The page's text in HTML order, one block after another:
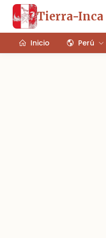
Tierra-Inca
Inicio Perú